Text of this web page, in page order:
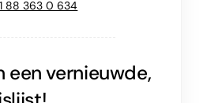
88 363 0 634
een vernieuwde,